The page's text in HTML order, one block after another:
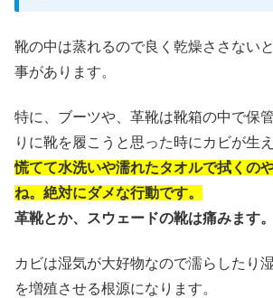
靴の中は蒸れるので良く乾燥ささない
事があります。
特に、ブーツや、革靴は靴箱の中で保
りに靴を履こうと思った時にカビが生
慌てて水洗いや濡れたタオルで拭くの
ね。絶対にダメな行動です。
革靴とか、スウェードの靴は痛みます。
カビは湿気が大好物なので濡らしたり
を増殖させる根源になります。